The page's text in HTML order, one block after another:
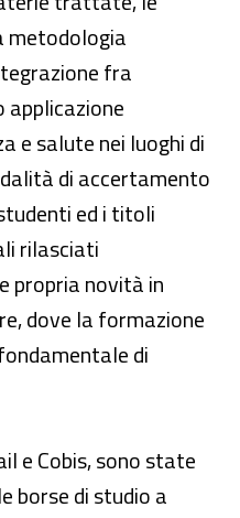
metodologia
fra
applicazione
e salute nei luoghi di
di accertamento
ed i titoli
rilasciati
propria novità in
dove la formazione
di
e Cobis, sono state
borse di studio a